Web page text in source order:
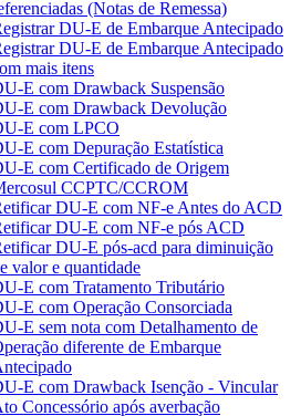
(Notas de Remessa)
DU-E de Embarque Antecipado
DU-E de Embarque Antecipado
mais itens
E com Drawback Suspensão
E com Drawback Devolução
E com LPCO
E com Depuração Estatística
E com Certificado de Origem
CCPTC/CCROM
DU-E com NF-e Antes do ACD
DU-E com NF-e pós ACD
DU-E pós-acd para diminuição
valor e quantidade
E com Tratamento Tributário
E com Operação Consorciada
E sem nota com Detalhamento de
diferente de Embarque
E com Drawback Isenção - Vincular
Concessório após averbação